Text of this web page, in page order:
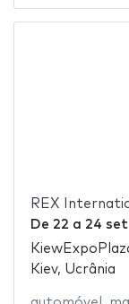
REX
De 22 a 24
Kiev, Ucrânia